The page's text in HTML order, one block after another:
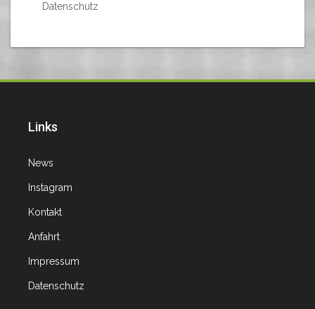
Datenschutz
Links
News
Instagram
Kontakt
Anfahrt
Impressum
Datenschutz